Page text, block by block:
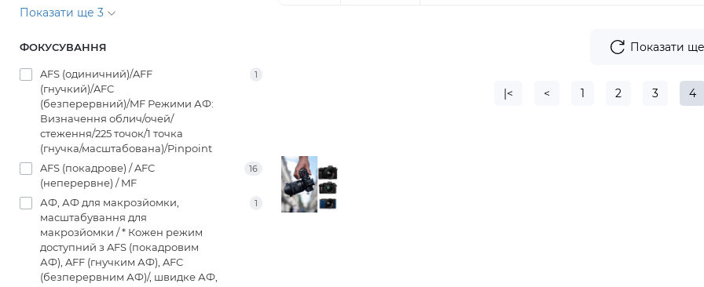
Показати ще 3
ФОКУСУВАННЯ
AFS (одиничний)/AFF
(гнучкий)/AFC
(безперервний)/MF Режими АФ:
Визначення облич/очей/
стеження/225 точок/1 точка
(гнучка/масштабована)/Pinpoint
1
AFS (покадрове) / AFC
(неперервне) / MF
16
АФ, АФ для макрозйомки,
масштабування для
макрозйомки / * Кожен режим
доступний з AFS (покадровим
АФ), AFF (гнучким АФ), AFC
(безперервним АФ)/, швидке АФ,
1
Показати ще
|< < 1 2 3 4